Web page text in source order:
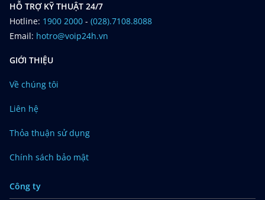
HỖ TRỢ KỸ THUẬT 24/7
Hotline: 1900 2000 - (028).7108.8088
Email: hotro@voip24h.vn
GIỚI THIỆU
Về chúng tôi
Liên hệ
Thỏa thuận sử dụng
Chính sách bảo mật
Công ty